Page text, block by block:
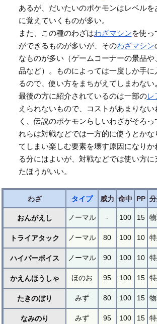
あるが、だいたいのポケモンはレベルを
に覚えていくものが多い。
また、この種のわざはわざマシンを使っ
ができるものが多いが、そのわざマシン
なものが多い（ゲームコーナーの景品や
品など）。ものによっては一度しか手に
るので、使い方をまちがえてしまわない
最後の方に紹介されているのは一部のレ
えられないもので、コストがあまりない
く、伝説のポケモンらしいわざがそろっ
れらは対戦などでは一方的に使うとかな
てしまい楽しむ要素を壊す原因になりか
る分にはよいが、対戦などでは使い方
たほうがいい。
わざ タイプ 威力 命中 PP
おんがえし ノーマル - 100 15
トライアタック ノーマル 80 100 10
ハイパーボイス ノーマル 90 100 10
かえんほうしゃ ほのお 95 100 15
たきのぼり みず 80 100 15
なみのり みず 95 100 15